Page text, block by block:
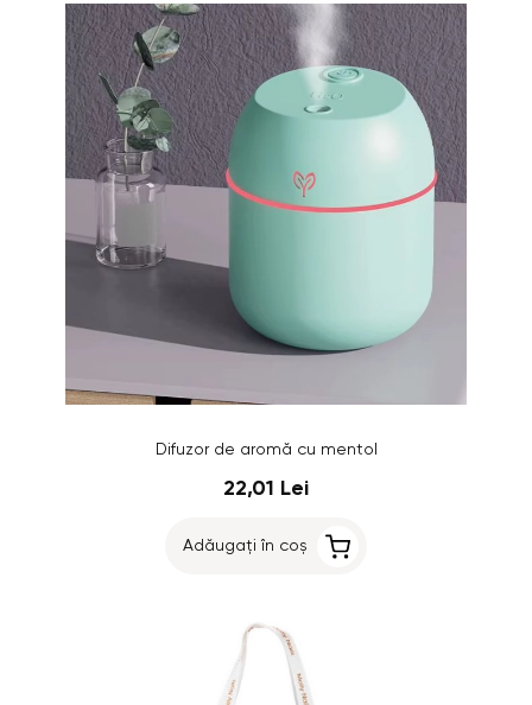
Difuzor de aromă cu mentol
22,01 Lei
Adăugați în coș